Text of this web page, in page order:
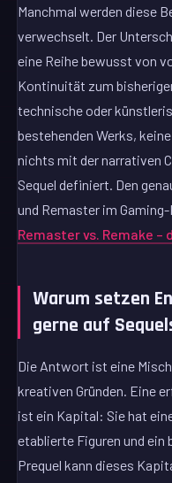
Manchmal werden diese
verwechselt. Der
eine Reihe bewusst von
Kontinuität zum
technische oder
bestehenden Werks,
nichts mit der narrativen
Sequel definiert. Den
und Remaster im
Remaster vs. Remake
Warum setzen
gerne auf
Die Antwort ist eine
kreativen Gründen. Eine
ist ein Kapital: Sie hat
etablierte Figuren und ein
Prequel kann dieses